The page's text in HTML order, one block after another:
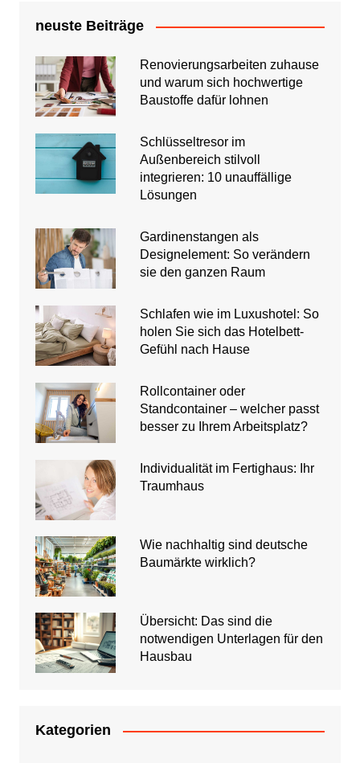
neuste Beiträge
Renovierungsarbeiten zuhause
und warum sich hochwertige
Baustoffe dafür lohnen
Schlüsseltresor im
Außenbereich stilvoll
integrieren: 10 unauffällige
Lösungen
Gardinenstangen als
Designelement: So verändern
sie den ganzen Raum
Schlafen wie im Luxushotel: So
holen Sie sich das Hotelbett-
Gefühl nach Hause
Rollcontainer oder
Standcontainer – welcher passt
besser zu Ihrem Arbeitsplatz?
Individualität im Fertighaus: Ihr
Traumhaus
Wie nachhaltig sind deutsche
Baumärkte wirklich?
Übersicht: Das sind die
notwendigen Unterlagen für den
Hausbau
Kategorien